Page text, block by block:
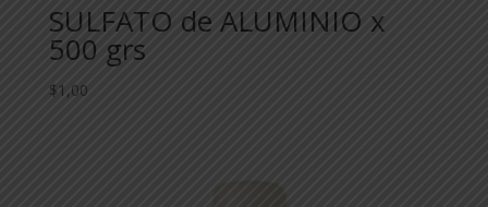
SULFATO de ALUMINIO x
500 grs
$1,00